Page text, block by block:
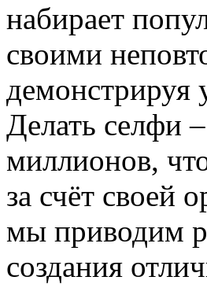
набирает
своими
демонстрируя
Делать селфи
миллионов,
за счёт своей
мы приводим
создания